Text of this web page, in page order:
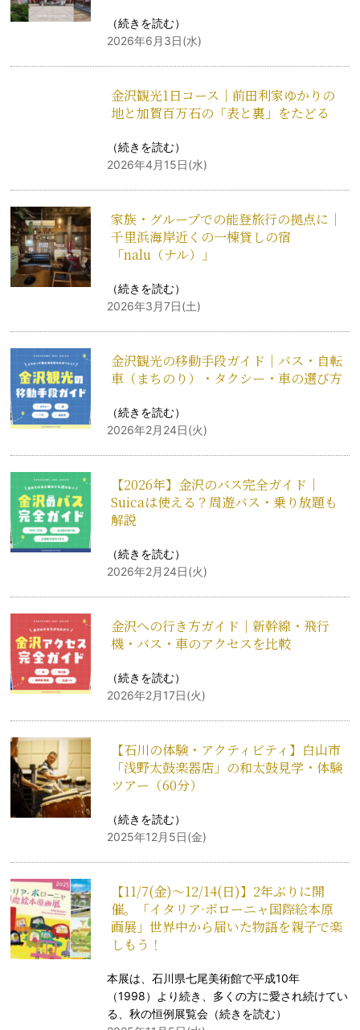
（続きを読む）
2026年6月3日(水)
金沢観光1日コース｜前田利家ゆかりの
地と加賀百万石の「表と裏」をたどる
（続きを読む）
2026年4月15日(水)
家族・グループでの能登旅行の拠点に｜
千里浜海岸近くの一棟貸しの宿
「nalu（ナル）」
（続きを読む）
2026年3月7日(土)
金沢観光の移動手段ガイド｜バス・自転
車（まちのり）・タクシー・車の選び方
（続きを読む）
2026年2月24日(火)
【2026年】金沢のバス完全ガイド｜
Suicaは使える？周遊バス・乗り放題も
解説
（続きを読む）
2026年2月24日(火)
金沢への行き方ガイド｜新幹線・飛行
機・バス・車のアクセスを比較
（続きを読む）
2026年2月17日(火)
【石川の体験・アクティビティ】白山市
「浅野太鼓楽器店」の和太鼓見学・体験
ツアー（60分）
（続きを読む）
2025年12月5日(金)
【11/7(金)～12/14(日)】2年ぶりに開
催。「イタリア·ボローニャ国際絵本原
画展」世界中から届いた物語を親子で楽
しもう！
本展は、石川県七尾美術館で平成10年
（1998）より続き、多くの方に愛され続けてい
る、秋の恒例展覧会（続きを読む）